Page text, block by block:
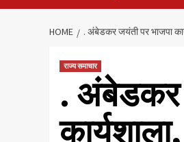
HOME . अंबेडकर जयंती पर भाजपा
राज्य समाचार
. अंबेडकर